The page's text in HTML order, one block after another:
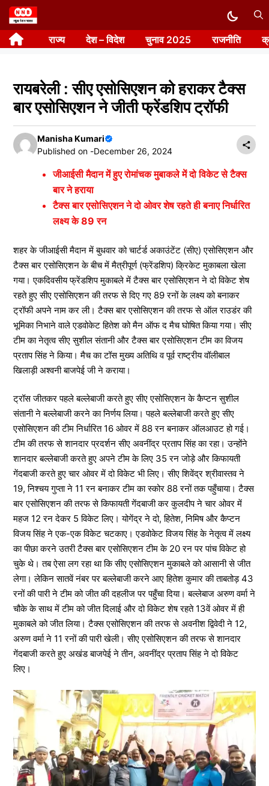
Skip
to
content राज्य देश – विदेश चुनाव 2025 राजनीति
रायबरेली : सीए एसोसिएशन को हराकर टैक्स
बार एसोसिएशन ने जीती फ्रेंडशिप ट्रॉफी
Manisha Kumari
Published on -December 26, 2024
जीआईसी मैदान में हुए रोमांचक मुबाकले में दो विकेट से टैक्स
बार ने हराया
टैक्स बार एसोसिएशन ने दो ओवर शेष रहते ही बनाए निर्धारित
लक्ष्य के 89 रन
शहर के जीआईसी मैदान में बुधवार को चार्टर्ड अकाउंटेंट (सीए) एसोसिएशन और
टैक्स बार एसोसिएशन के बीच में मैत्रीपूर्ण (फ्रेंडशिप) क्रिकेट मुकाबला खेला
गया। एकदिवसीय फ्रेंडशिप मुकाबले में टैक्स बार एसोसिएशन ने दो विकेट शेष
रहते हुए सीए एसोसिएशन की तरफ से दिए गए 89 रनों के लक्ष्य को बनाकर
ट्रॉफी अपने नाम कर ली। टैक्स बार एसोसिएशन की तरफ से ऑल राउडंर की
भूमिका निभाने वाले एडवोकेट हितेश को मैन ऑफ द मैच घोषित किया गया। सीए
टीम का नेतृत्व सीए सुशील संतानी और टैक्स बार एसोसिएशन टीम का विजय
प्रताप सिंह ने किया। मैच का टॉस मुख्य अतिथि व पूर्व राष्ट्रीय वॉलीबाल
खिलाड़ी अश्वनी बाजपेई जी ने कराया।
ट्रॉस जीतकर पहले बल्लेबाजी करते हुए सीए एसोसिएशन के कैप्टन सुशील
संतानी ने बल्लेबाजी करने का निर्णय लिया। पहले बल्लेबाजी करते हुए सीए
एसोसिएशन की टीम निर्धारित 16 ओवर में 88 रन बनाकर ऑलआउट हो गई।
टीम की तरफ से शानदार प्रदर्शन सीए अवनींद्र प्रताप सिंह का रहा। उन्होंने
शानदार बल्लेबाजी करते हुए अपने टीम के लिए 35 रन जोड़े और किफायती
गेंदबाजी करते हुए चार ओवर में दो विकेट भी लिए। सीए शिवेंद्र श्रीवास्तव ने
19, निश्चय गुप्ता ने 11 रन बनाकर टीम का स्कोर 88 रनों तक पहुँचाया। टैक्स
बार एसोसिएशन की तरफ से किफायती गेंदबाजी कर कुलदीप ने चार ओवर में
महज 12 रन देकर 5 विकेट लिए। योगेंद्र ने दो, हितेश, निमिष और कैप्टन
विजय सिंह ने एक-एक विकेट चटकाए। एडवोकेट विजय सिंह के नेतृत्व में लक्ष्य
का पीछा करने उतरी टैक्स बार एसोसिएशन टीम के 20 रन पर पांच विकेट हो
चुके थे। तब ऐसा लग रहा था कि सीए एसोसिएशन मुकाबले को आसानी से जीत
लेगा। लेकिन सातवें नंबर पर बल्लेबाजी करने आए हितेश कुमार की ताबतोड़ 43
रनों की पारी ने टीम को जीत की दहलीज पर पहुँचा दिया। बल्लेबाज अरुण वर्मा ने
चौके के साथ में टीम को जीत दिलाई और दो विकेट शेष रहते 13वें ओवर में ही
मुकाबले को जीत लिया। टैक्स एसोसिएशन की तरफ से अवनीश द्विवेदी ने 12,
अरुण वर्मा ने 11 रनों की पारी खेली। सीए एसोसिएशन की तरफ से शानदार
गेंदबाजी करते हुए अखंड बाजपेई ने तीन, अवनींद्र प्रताप सिंह ने दो विकेट
लिए।